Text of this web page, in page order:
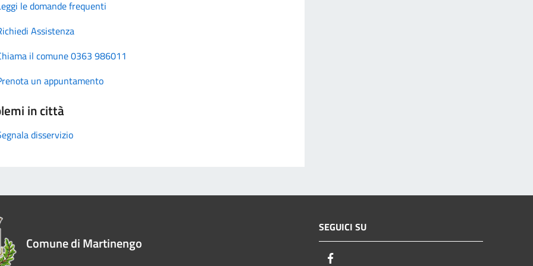
le domande frequenti
Assistenza
il comune 0363 986011
un appuntamento
in città
disservizio
Comune di Martinengo
SEGUICI SU